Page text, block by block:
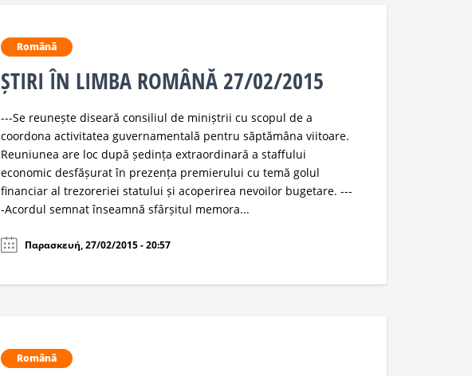
Română
ȘTIRI ÎN LIMBA ROMÂNĂ 27/02/2015
---Se reunește diseară consiliul de miniștrii cu scopul de a
coordona activitatea guvernamentală pentru săptămâna viitoare.
Reuniunea are loc după ședința extraordinară a staffului
economic desfășurat în prezența premierului cu temă golul
financiar al trezoreriei statului și acoperirea nevoilor bugetare. ---
-Acordul semnat înseamnă sfârșitul memora...
Παρασκευή, 27/02/2015 - 20:57
Română